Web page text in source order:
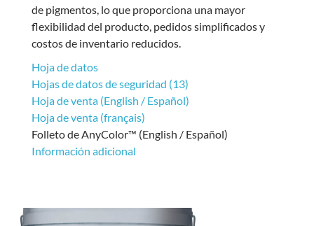
de pigmentos, lo que proporciona una mayor
flexibilidad del producto, pedidos simplificados y
costos de inventario reducidos.
Hoja de datos
Hojas de datos de seguridad (13)
Hoja de venta (English / Español)
Hoja de venta (français)
Folleto de AnyColor™ (English / Español)
Información adicional